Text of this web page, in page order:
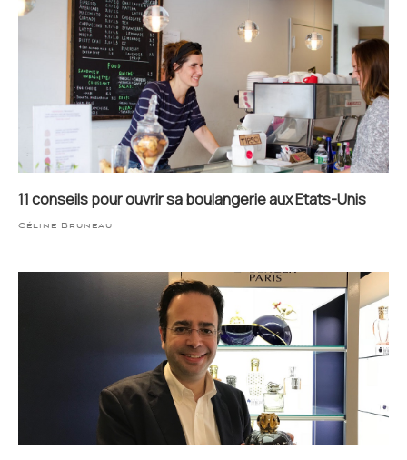
11 conseils pour ouvrir sa boulangerie aux Etats-Unis
Céline Bruneau